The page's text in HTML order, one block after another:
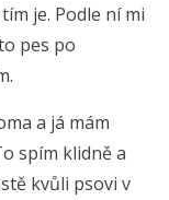
je. Podle ní mi
pes po
a já mám
spím klidně a
kvůli psovi v